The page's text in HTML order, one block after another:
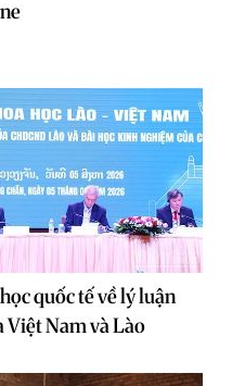
quốc tế về lý luận
Nam và Lào